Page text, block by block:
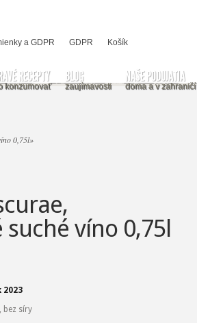
a GDPR GDPR Košík
RECEPTY
konzumovať
BLOG
zaujímavosti
NAŠE PODUJATIA
doma a v zahraničí
0,75l»
víno 0,75l
2023
bez síry